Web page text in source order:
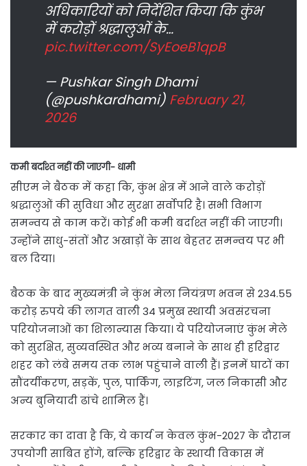
अधिकारियों को निर्देशित किया कि कुंभ
में करोड़ों श्रद्धालुओं के…
pic.twitter.com/SyEoeB1qpB
— Pushkar Singh Dhami
(@pushkardhami) February 21,
2026
कमी बर्दाश्त नहीं की जाएगी- धामी
सीएम ने बैठक में कहा कि, कुंभ क्षेत्र में आने वाले करोड़ों
श्रद्धालुओं की सुविधा और सुरक्षा सर्वोपरि है। सभी विभाग
समन्वय से काम करें। कोई भी कमी बर्दाश्त नहीं की जाएगी।
उन्होंने साधु-संतों और अखाड़ों के साथ बेहतर समन्वय पर भी
बल दिया।
बैठक के बाद मुख्यमंत्री ने कुंभ मेला नियंत्रण भवन से 234.55
करोड़ रुपये की लागत वाली 34 प्रमुख स्थायी अवसंरचना
परियोजनाओं का शिलान्यास किया। ये परियोजनाएं कुंभ मेले
को सुरक्षित, सुव्यवस्थित और भव्य बनाने के साथ ही हरिद्वार
शहर को लंबे समय तक लाभ पहुंचाने वाली हैं। इनमें घाटों का
सौंदर्यीकरण, सड़कें, पुल, पार्किंग, लाइटिंग, जल निकासी और
अन्य बुनियादी ढांचे शामिल हैं।
सरकार का दावा है कि, ये कार्य न केवल कुंभ-2027 के दौरान
उपयोगी साबित होंगे, बल्कि हरिद्वार के स्थायी विकास में